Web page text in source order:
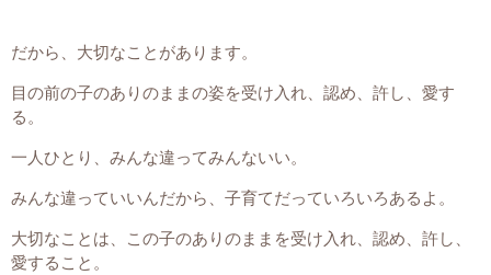
だから、大切なことがあります。
目の前の子のありのままの姿を受け入れ、認め、許し、愛す
る。
一人ひとり、みんな違ってみんないい。
みんな違っていいんだから、子育てだっていろいろあるよ。
大切なことは、この子のありのままを受け入れ、認め、許し、
愛すること。